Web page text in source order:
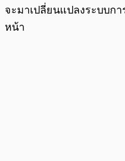
จะมาเปลี่ยนแปลงระบบก
หน้า